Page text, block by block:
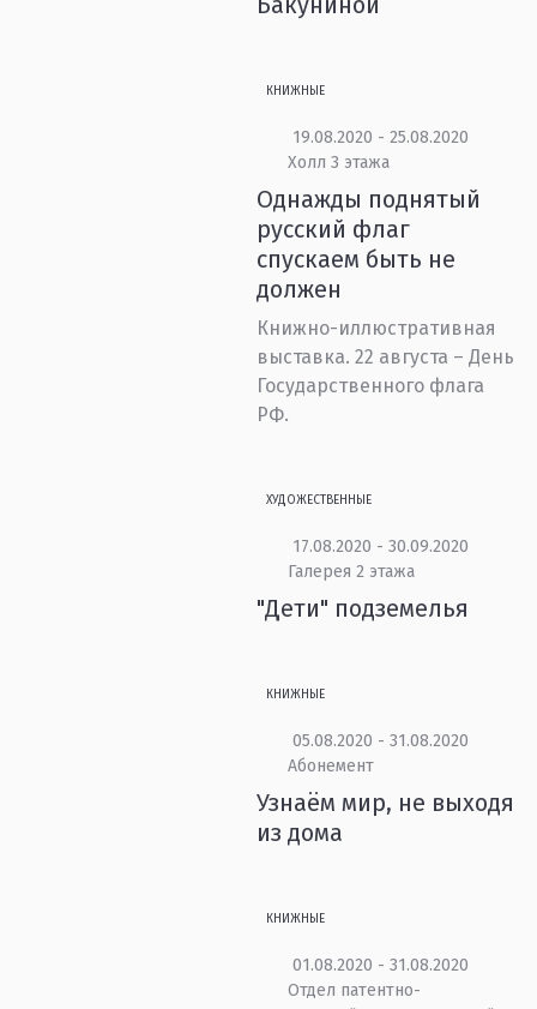
КНИЖНЫЕ
19.08.2020 - 25.08.2020
Холл 3 этажа
Однажды поднятый
русский флаг
спускаем быть не
должен
Книжно-иллюстративная
выставка. 22 августа – День
Государственного флага
РФ.
ХУДОЖЕСТВЕННЫЕ
17.08.2020 - 30.09.2020
Галерея 2 этажа
"Дети" подземелья
КНИЖНЫЕ
05.08.2020 - 31.08.2020
Абонемент
Узнаём мир, не выходя
из дома
КНИЖНЫЕ
01.08.2020 - 31.08.2020
Отдел патентно-